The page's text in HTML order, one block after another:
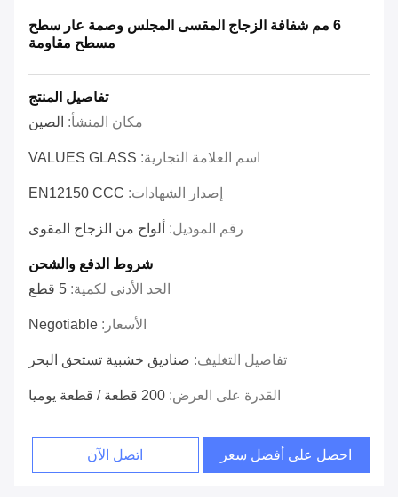
6 مم شفافة الزجاج المقسى المجلس وصمة عار سطح
مسطح مقاومة
تفاصيل المنتج
مكان المنشأ: الصين
اسم العلامة التجارية: VALUES GLASS
إصدار الشهادات: EN12150 CCC
رقم الموديل: ألواح من الزجاج المقوى
شروط الدفع والشحن
الحد الأدنى لكمية: 5 قطع
الأسعار: Negotiable
تفاصيل التغليف: صناديق خشبية تستحق البحر
القدرة على العرض: 200 قطعة / قطعة يوميا
احصل على أفضل سعر اتصل الآن